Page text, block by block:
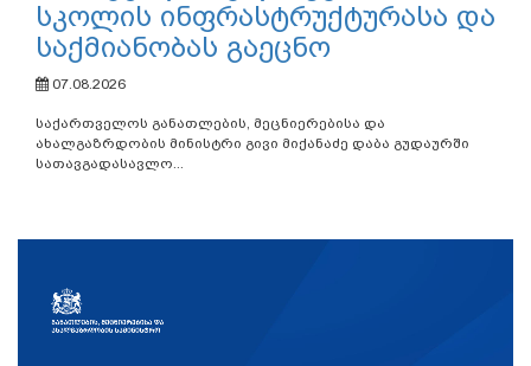
სკოლის ინფრასტრუქტურასა და
საქმიანობას გაეცნო
07.08.2026
საქართველოს განათლების, მეცნიერებისა და
ახალგაზრდობის მინისტრი გივი მიქანაძე დაბა გუდაურში
სათავგადასავლო...